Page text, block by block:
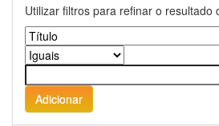
Utilizar filtros para refinar o resultado